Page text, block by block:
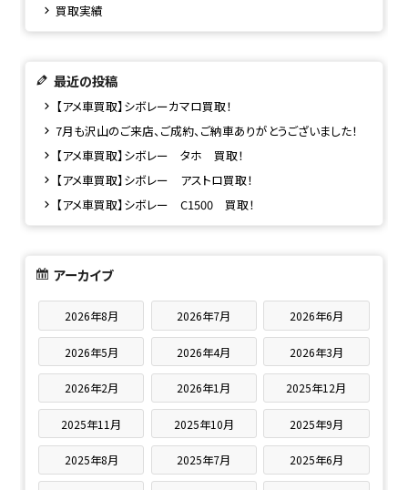
買取実績
最近の投稿
【アメ車買取】シボレーカマロ買取！
7月も沢山のご来店、ご成約、ご納車ありがとうございました！
【アメ車買取】シボレー タホ 買取！
【アメ車買取】シボレー アストロ買取！
【アメ車買取】シボレー C1500 買取！
アーカイブ
2026年8月 2026年7月 2026年6月
2026年5月 2026年4月 2026年3月
2026年2月 2026年1月 2025年12月
2025年11月 2025年10月 2025年9月
2025年8月 2025年7月 2025年6月